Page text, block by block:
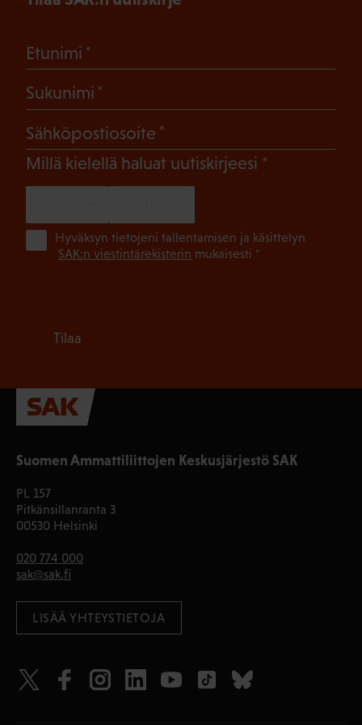
Suomen Ammattiliittojen Keskusjärjestö SAK
PL 157
Pitkänsillanranta 3
00530 Helsinki
020 774 000
sak@sak.fi
LISÄÄ YHTEYSTIETOJA
Etunimi
Sukunimi
Sähköpostiosoite
Millä kielellä haluat uutiskirjeesi (Pakollinen)
Hyväksyn tietojeni tallentamisen ja käsittelyn
SAK:n viestintärekisterin mukaisesti *
Tilaa